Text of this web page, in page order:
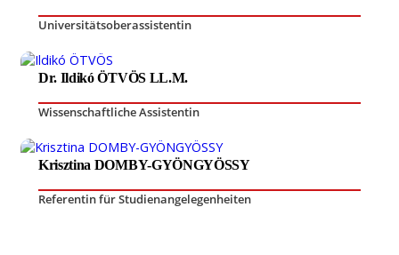
Universitätsoberassistentin
Dr. Ildikó ÖTVÖS LL.M.
Wissenschaftliche Assistentin
Krisztina DOMBY-GYÖNGYÖSSY
Referentin für Studienangelegenheiten